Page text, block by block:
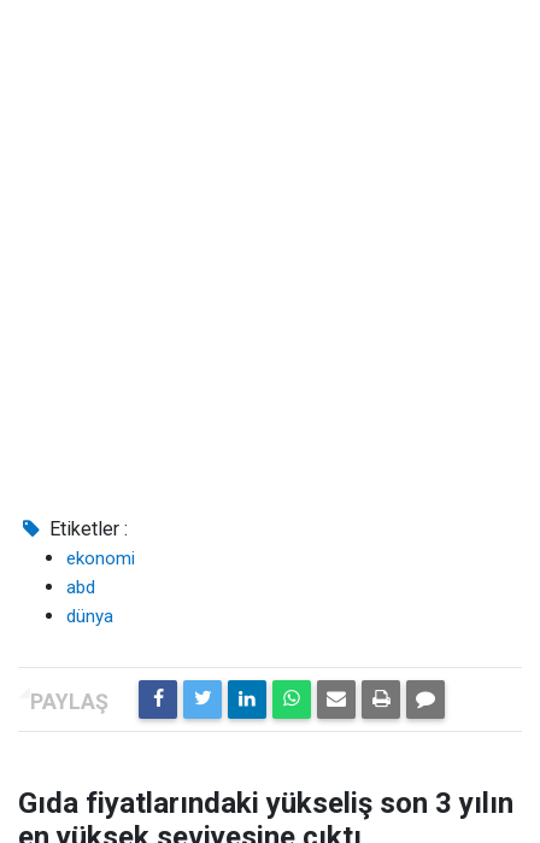
Etiketler :
ekonomi
abd
dünya
Gıda fiyatlarındaki yükseliş son 3 yılın